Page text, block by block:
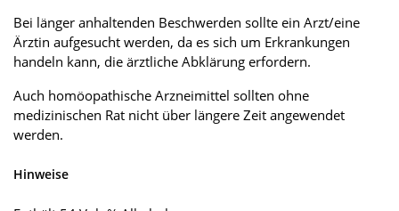
Bei länger anhaltenden Beschwerden sollte ein Arzt/eine
Ärztin aufgesucht werden, da es sich um Erkrankungen
handeln kann, die ärztliche Abklärung erfordern.
Auch homöopathische Arzneimittel sollten ohne
medizinischen Rat nicht über längere Zeit angewendet
werden.
Hinweise